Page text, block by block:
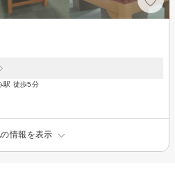
駅 徒歩5分
情報を表示